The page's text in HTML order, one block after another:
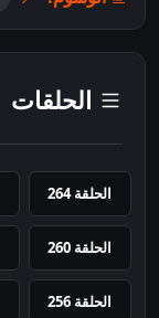
الحلقات
الحلقة 264
الحلقة 260
الحلقة 256